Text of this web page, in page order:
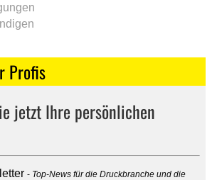
Profis
jetzt Ihre persönlichen
Top-News für die Druckbranche und die